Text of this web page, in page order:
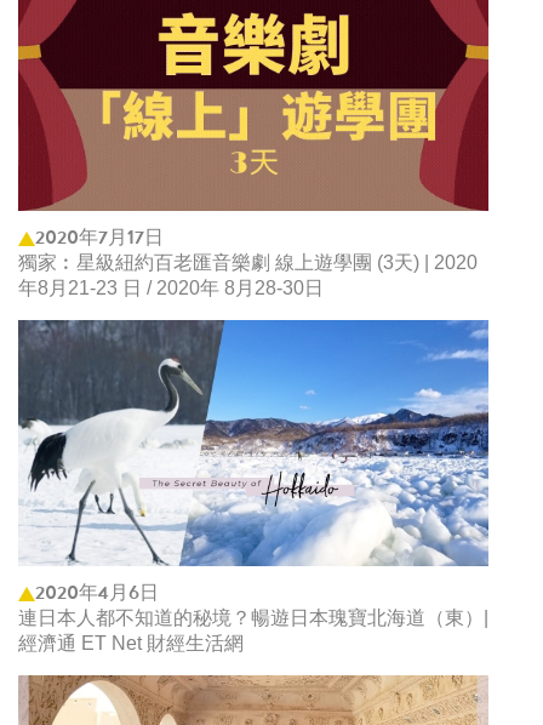
2020年7月17日
獨家︰星級紐約百老匯音樂劇 線上遊學團 (3天) | 2020
年8月21-23 日 / 2020年 8月28-30日
2020年4月6日
連日本人都不知道的秘境？暢遊日本瑰寶北海道（東）|
經濟通 ET Net 財經生活網